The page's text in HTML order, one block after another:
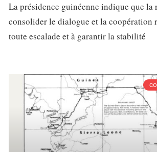
La présidence guinéenne indique que la
consolider le dialogue et la coopération
toute escalade et à garantir la stabilité